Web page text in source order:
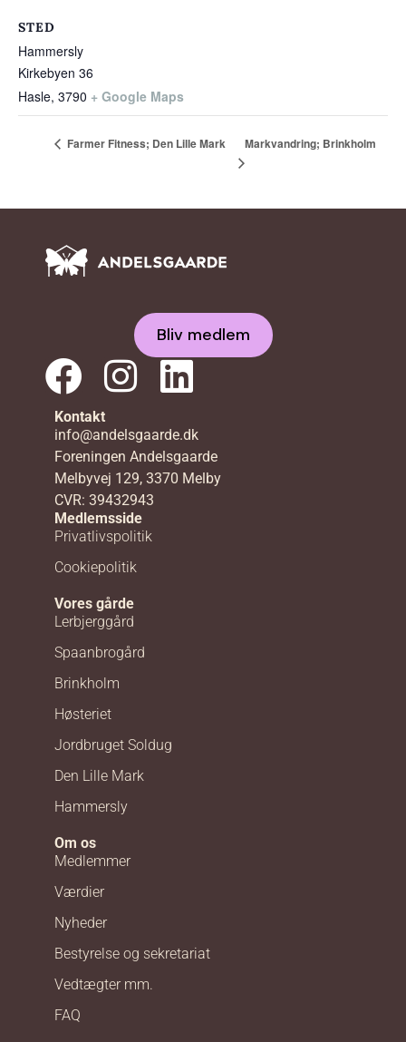
STED
Hammersly
Kirkebyen 36
Hasle, 3790 + Google Maps
Farmer Fitness; Den Lille Mark Markvandring; Brinkholm
Bliv medlem
Kontakt
info@andelsgaarde.dk
Foreningen Andelsgaarde
Melbyvej 129, 3370 Melby
CVR: 39432943
Medlemsside
Privatlivspolitik
Cookiepolitik
Vores gårde
Lerbjerggård
Spaanbrogård
Brinkholm
Høsteriet
Jordbruget Soldug
Den Lille Mark
Hammersly
Om os
Medlemmer
Værdier
Nyheder
Bestyrelse og sekretariat
Vedtægter mm.
FAQ